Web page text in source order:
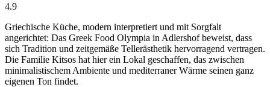
4.9
Griechische Küche, modern interpretiert und mit Sorgfalt
angerichtet: Das Greek Food Olympia in Adlershof beweist, dass
sich Tradition und zeitgemäße Tellerästhetik hervorragend vertragen.
Die Familie Kitsos hat hier ein Lokal geschaffen, das zwischen
minimalistischem Ambiente und mediterraner Wärme seinen ganz
eigenen Ton findet.